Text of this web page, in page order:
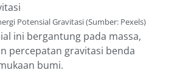
Potensial Gravitasi (Sumber: Pexels)
ini bergantung pada massa,
percepatan gravitasi benda
bumi.